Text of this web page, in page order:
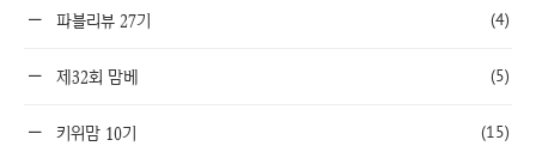
파블리뷰 27기 (4)
제32회 맘베 (5)
키위맘 10기 (15)